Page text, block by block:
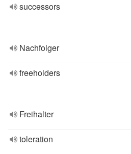
successors
Nachfolger
freeholders
Freihalter
toleration